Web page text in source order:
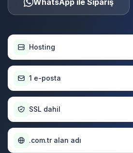
WhatsApp ile Sipariş
Hosting
1 e-posta
SSL dahil
.com.tr alan adı